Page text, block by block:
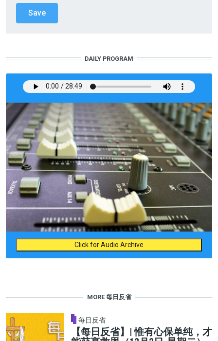
DAILY PROGRAM
Click for Audio Archive
MORE 每日反省
每日反省
【每日反省】| 惟有心保单纯，才